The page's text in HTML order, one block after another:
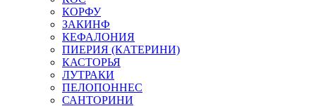
КОРФУ
ЗАКИНФ
КЕФАЛОНИЯ
ПИЕРИЯ (КАТЕРИНИ)
КАСТОРЬЯ
ЛУТРАКИ
ПЕЛОПОННЕС
САНТОРИНИ